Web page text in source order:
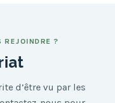
REJOINDRE ?
d’être vu par les